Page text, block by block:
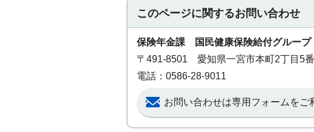
このページに関するお問い合わせ
保険年金課 国民健康保険給付グループ
〒491-8501 愛知県一宮市本町2丁目5
電話：0586-28-9011
お問い合わせは専用フォームをご